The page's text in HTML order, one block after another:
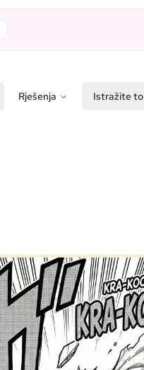
Rješenja Istražite to